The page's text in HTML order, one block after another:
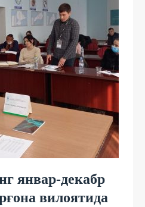
январ-декабр
вилоятида